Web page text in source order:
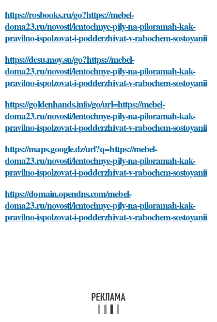
https://rosbooks.ru/go?https://mebel-
doma23.ru/novosti/lentochnye-pily-na-piloramah-kak-
pravilno-ispolzovat-i-podderzhivat-v-rabochem-sostoyanii
https://desu.moy.su/go?https://mebel-
doma23.ru/novosti/lentochnye-pily-na-piloramah-kak-
pravilno-ispolzovat-i-podderzhivat-v-rabochem-sostoyanii
https://goldenhands.info/go/url=https://mebel-
doma23.ru/novosti/lentochnye-pily-na-piloramah-kak-
pravilno-ispolzovat-i-podderzhivat-v-rabochem-sostoyanii
https://maps.google.dz/url?q=https://mebel-
doma23.ru/novosti/lentochnye-pily-na-piloramah-kak-
pravilno-ispolzovat-i-podderzhivat-v-rabochem-sostoyanii
https://domain.opendns.com/mebel-
doma23.ru/novosti/lentochnye-pily-na-piloramah-kak-
pravilno-ispolzovat-i-podderzhivat-v-rabochem-sostoyanii